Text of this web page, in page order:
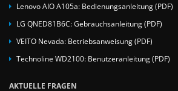
Lenovo AIO A105a: Bedienungsanleitung (PDF)
LG QNED81B6C: Gebrauchsanleitung (PDF)
VEITO Nevada: Betriebsanweisung (PDF)
Technoline WD2100: Benutzeranleitung (PDF)
AKTUELLE FRAGEN